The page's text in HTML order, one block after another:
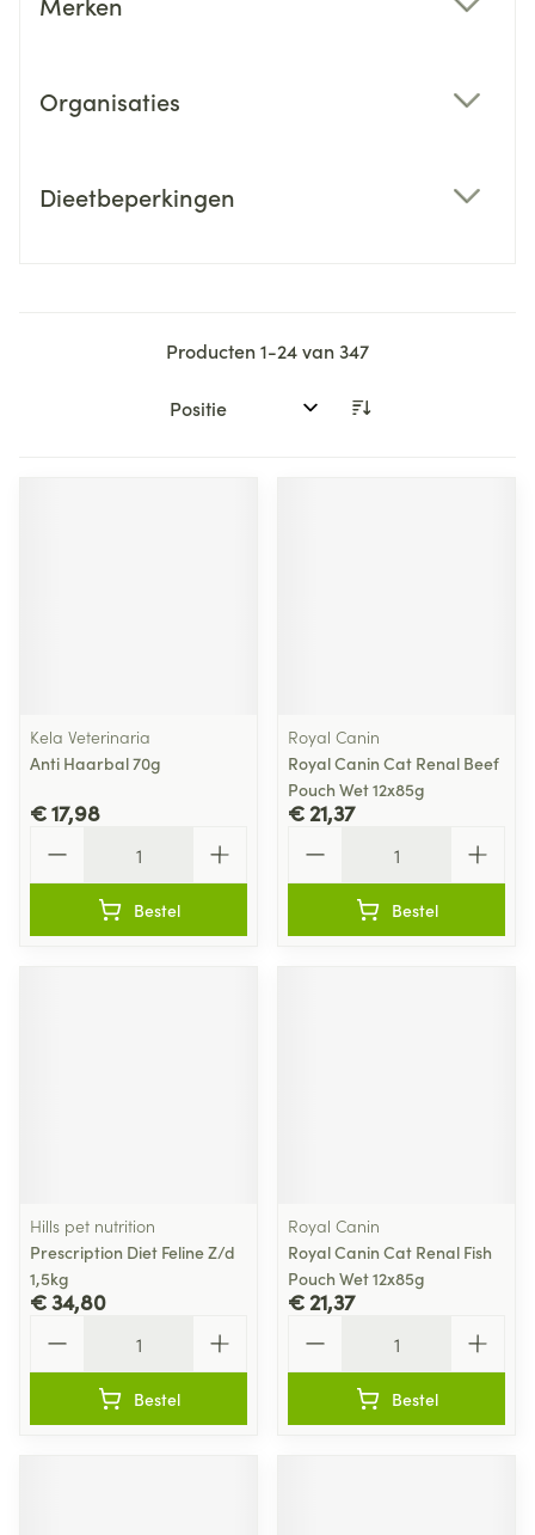
Organisaties
Dieetbeperkingen
Producten1-24van347
Sorteer op:
Kela Veterinaria
Anti Haarbal 70g
€ 17,98
Bestel
Royal Canin
Royal Canin Cat Renal Beef
Pouch Wet 12x85g
€ 21,37
Bestel
Hills pet nutrition
Prescription Diet Feline Z/d
1,5kg
€ 34,80
Bestel
Royal Canin
Royal Canin Cat Renal Fish
Pouch Wet 12x85g
€ 21,37
Bestel